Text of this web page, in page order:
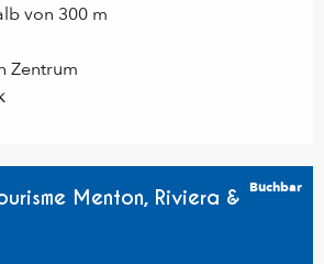
von 300 m
Zentrum
Menton, Riviera & Buchbar